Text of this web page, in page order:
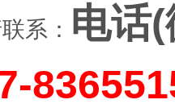
系： 电话